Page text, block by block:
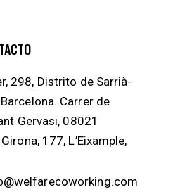
298, Distrito de Sarrià-
Carrer de
Gervasi, 08021
177, L’Eixample,